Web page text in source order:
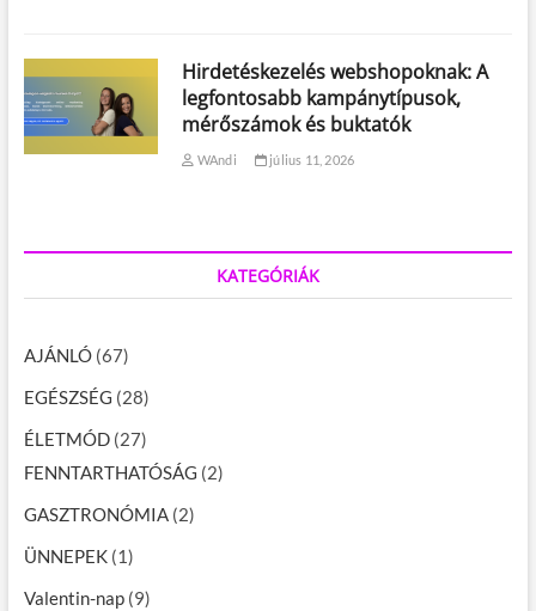
Hirdetéskezelés webshopoknak: A
legfontosabb kampánytípusok,
mérőszámok és buktatók
WAndi július 11, 2026
KATEGÓRIÁK
AJÁNLÓ(67)
EGÉSZSÉG (28)
ÉLETMÓD(27)
FENNTARTHATÓSÁG (2)
GASZTRONÓMIA(2)
ÜNNEPEK(1)
Valentin-nap(9)